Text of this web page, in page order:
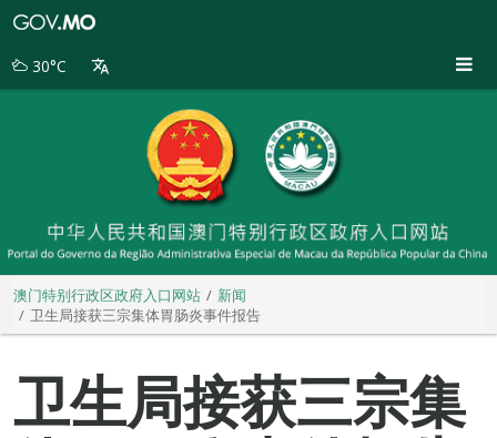
别
30°C
澳门特别行政区政府入口网站
新闻
卫生局接获三宗集体胃肠炎事件报告
卫生局接获三宗集